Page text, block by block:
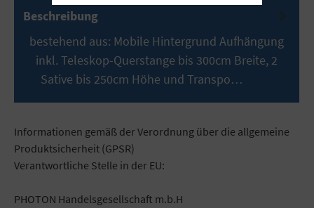
Beschreibung
bestehend aus: Mobile Hintergrund Aufhängung
inkl. Teleskop-Querstange bis 300cm Breite, 2
Sative bis 250cm Höhe und Transpo…
Informationen gemäß der Verordnung über die allgemeine
Produktsicherheit (GPSR)
Verantwortliche Stelle in der EU:
PHOTON Handelsgesellschaft m.b.H